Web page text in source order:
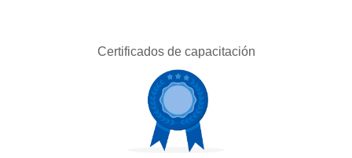
Certificados de capacitación